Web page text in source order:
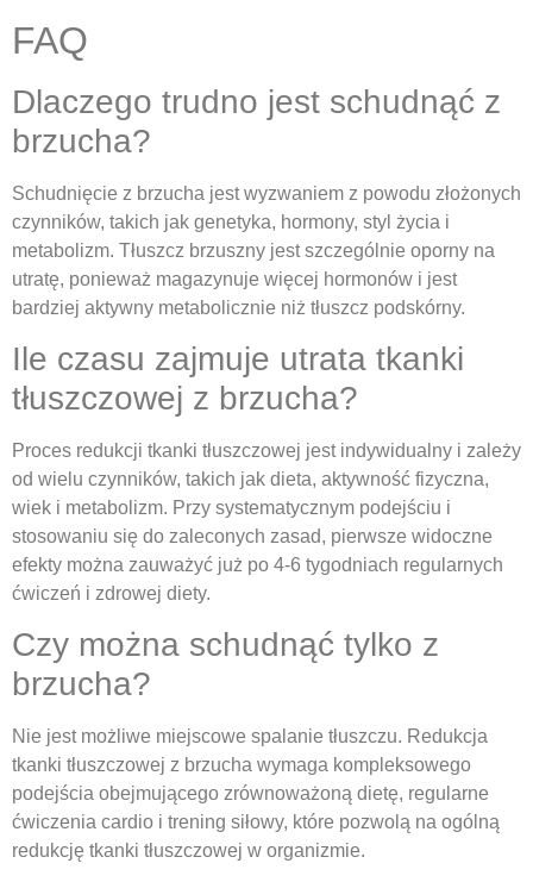
FAQ
Dlaczego trudno jest schudnąć z
brzucha?
Schudnięcie z brzucha jest wyzwaniem z powodu złożonych
czynników, takich jak genetyka, hormony, styl życia i
metabolizm. Tłuszcz brzuszny jest szczególnie oporny na
utratę, ponieważ magazynuje więcej hormonów i jest
bardziej aktywny metabolicznie niż tłuszcz podskórny.
Ile czasu zajmuje utrata tkanki
tłuszczowej z brzucha?
Proces redukcji tkanki tłuszczowej jest indywidualny i zależy
od wielu czynników, takich jak dieta, aktywność fizyczna,
wiek i metabolizm. Przy systematycznym podejściu i
stosowaniu się do zaleconych zasad, pierwsze widoczne
efekty można zauważyć już po 4-6 tygodniach regularnych
ćwiczeń i zdrowej diety.
Czy można schudnąć tylko z
brzucha?
Nie jest możliwe miejscowe spalanie tłuszczu. Redukcja
tkanki tłuszczowej z brzucha wymaga kompleksowego
podejścia obejmującego zrównoważoną dietę, regularne
ćwiczenia cardio i trening siłowy, które pozwolą na ogólną
redukcję tkanki tłuszczowej w organizmie.